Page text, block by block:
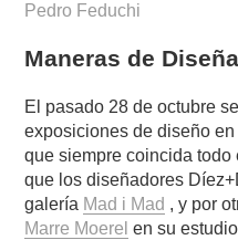
Pedro Feduchi
Maneras de
El pasado 28 de octubre
exposiciones de diseño
que siempre coincida
que los diseñadores
galería Mad i Mad , y por
Marre Moerel en su